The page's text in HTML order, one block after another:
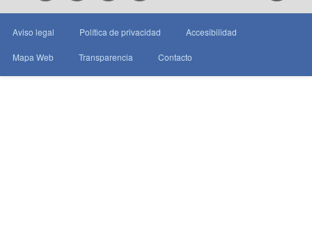
Aviso legal Política de privacidad Accesibilidad
Mapa Web Transparencia Contacto